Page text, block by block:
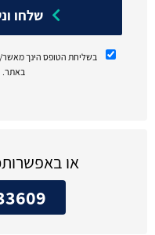
בשליחת הטופס הינך
באתר.
או